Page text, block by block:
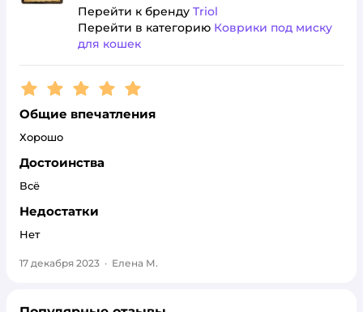
Перейти к бренду Triol
Перейти в категорию Коврики под миску
для кошек
Рейтинг:5
Общие впечатления
Хорошо
Достоинства
Всё
Недостатки
Нет
17 декабря 2023 · Елена М.